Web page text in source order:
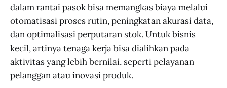
dalam rantai pasok bisa memangkas biaya melalui
otomatisasi proses rutin, peningkatan akurasi data,
dan optimalisasi perputaran stok. Untuk bisnis
kecil, artinya tenaga kerja bisa dialihkan pada
aktivitas yang lebih bernilai, seperti pelayanan
pelanggan atau inovasi produk.